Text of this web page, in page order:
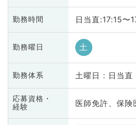
勤務時間 日当直:17:15〜
勤務曜日 土
勤務体系 土曜日 : 日当直
応募資格・
経験
医師免許、保険